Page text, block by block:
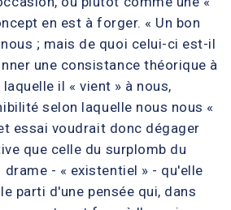
en est à forger. « Un bon
; mais de quoi celui-ci est-il
une consistance théorique à
il « vient » à nous,
selon laquelle nous nous «
essai voudrait donc dégager
que celle du surplomb du
- « existentiel » - qu'elle
parti d'une pensée qui, dans